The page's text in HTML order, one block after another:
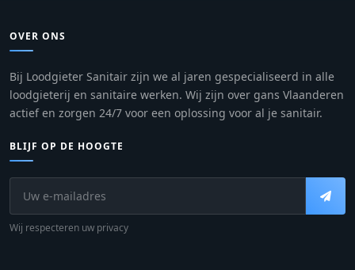
OVER ONS
Bij Loodgieter Sanitair zijn we al jaren gespecialiseerd in alle
loodgieterij en sanitaire werken. Wij zijn over gans Vlaanderen
actief en zorgen 24/7 voor een oplossing voor al je sanitair.
BLIJF OP DE HOOGTE
Wij respecteren uw privacy